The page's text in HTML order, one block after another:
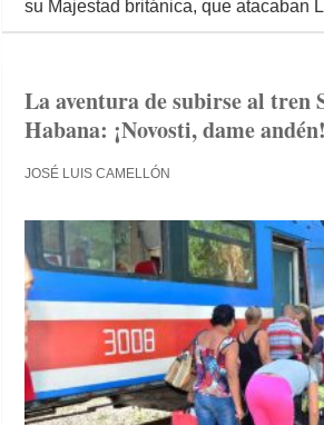
su Majestad británica, que atacaban
La aventura de subirse al tren
Habana: ¡Novosti, dame
JOSÉ LUIS CAMELLÓN